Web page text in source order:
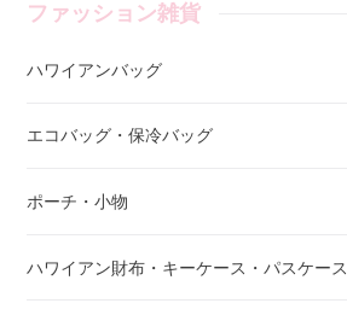
ファッション雑貨
ハワイアンバッグ
エコバッグ・保冷バッグ
ポーチ・小物
ハワイアン財布・キーケース・パスケース